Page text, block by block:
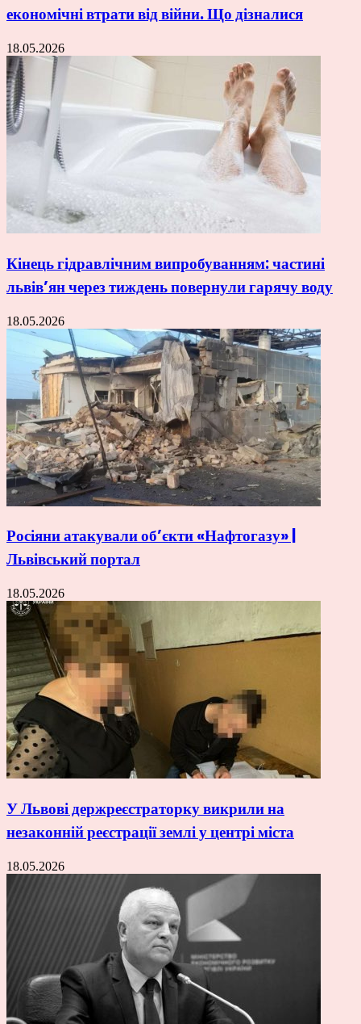
економічні втрати від війни. Що дізналися
18.05.2026
Кінець гідравлічним випробуванням: частині
львів’ян через тиждень повернули гарячу воду
18.05.2026
Росіяни атакували об’єкти «Нафтогазу» |
Львівський портал
18.05.2026
У Львові держреєстраторку викрили на
незаконній реєстрації землі у центрі міста
18.05.2026